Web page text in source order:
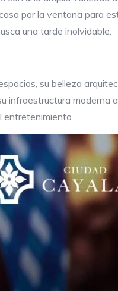
por la ventana para
una tarde inolvidable.
su belleza
infraestructura moderna
entretenimiento.